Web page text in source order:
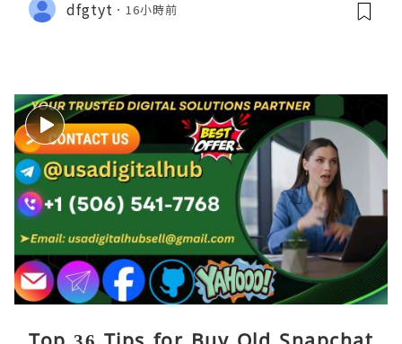
dfgtyt 16小時前